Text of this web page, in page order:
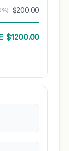
$200.00
$1200.00